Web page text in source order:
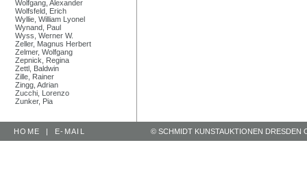
Wolfgang, Alexander
Wolfsfeld, Erich
Wyllie, William Lyonel
Wynand, Paul
Wyss, Werner W.
Zeller, Magnus Herbert
Zelmer, Wolfgang
Zepnick, Regina
Zettl, Baldwin
Zille, Rainer
Zingg, Adrian
Zucchi, Lorenzo
Zunker, Pia
HOME | E-MAIL © SCHMIDT KUNSTAUKTIONEN DRESDEN